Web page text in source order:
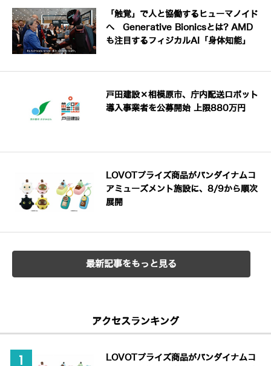
「触覚」で人と協働するヒューマノイド
へ Generative Bionicsとは? AMD
も注目するフィジカルAI「身体知能」
戸田建設×相模原市、庁内配送ロボット
導入事業者を公募開始 上限880万円
LOVOTプライズ商品がバンダイナムコ
アミューズメント施設に、8/9から順次
展開
最新記事をもっと見る
アクセスランキング
LOVOTプライズ商品がバンダイナムコ